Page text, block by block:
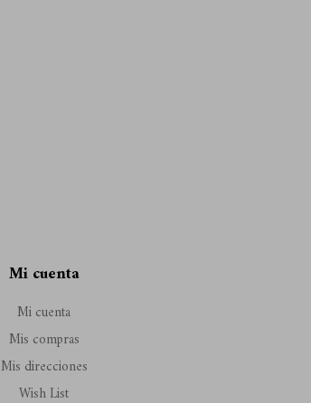
Mi cuenta
Mi cuenta
Mis compras
Mis direcciones
Wish List